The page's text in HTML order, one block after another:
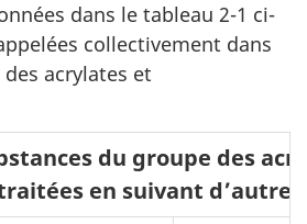
dans le tableau 2-1 ci-
collectivement dans
acrylates et
du groupe des
en suivant